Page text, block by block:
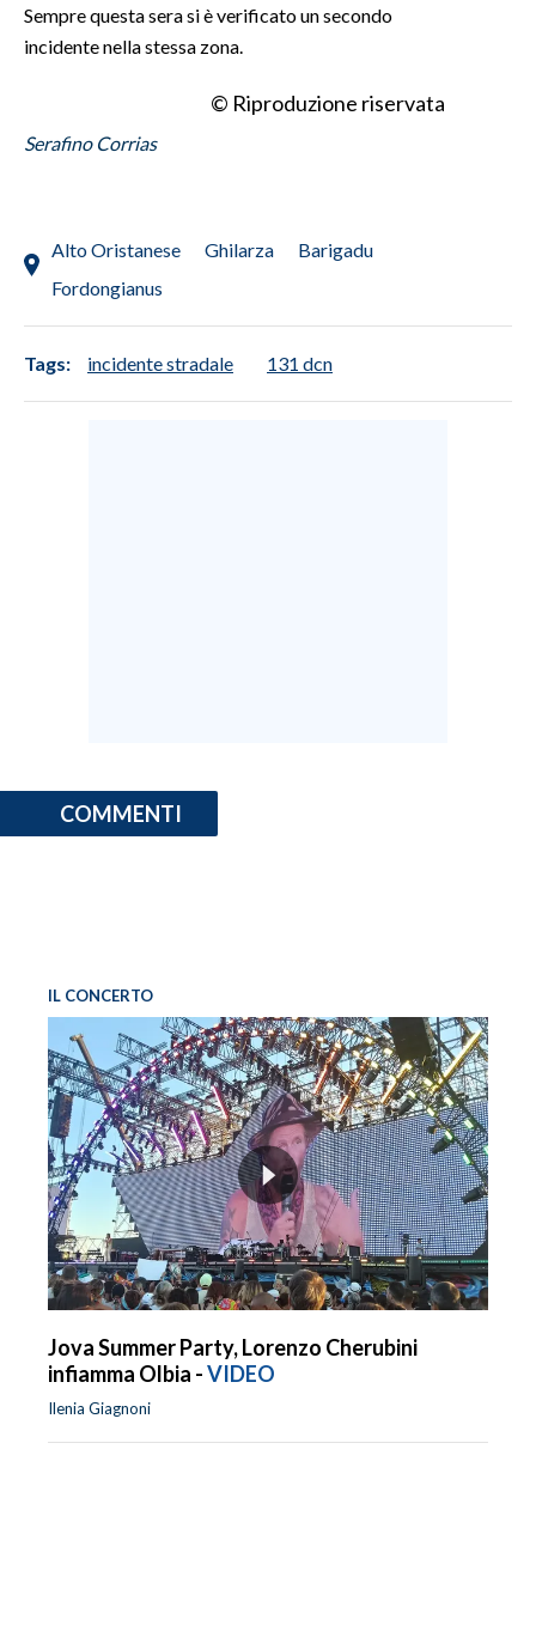
INSULARITÀ
SPIAGGE
Sempre questa sera si è verificato un secondo
incidente nella stessa zona.
© Riproduzione riservata
Serafino Corrias
Alto Oristanese Ghilarza
Barigadu
Fordongianus
Tags: incidente stradale 131 dcn
COMMENTI
IL CONCERTO
Jova Summer Party, Lorenzo Cherubini
infiamma Olbia -VIDEO
Ilenia Giagnoni